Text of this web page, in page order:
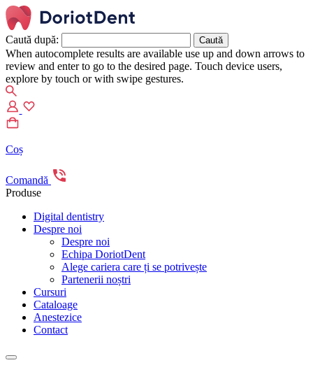
Caută după:
When autocomplete results are available use up and down arrows to
review and enter to go to the desired page. Touch device users,
explore by touch or with swipe gestures.
Coș
Comandă
Produse
Digital dentistry
Despre noi
Despre noi
Echipa DoriotDent
Alege cariera care ți se potrivește
Partenerii noștri
Cursuri
Cataloage
Anestezice
Contact